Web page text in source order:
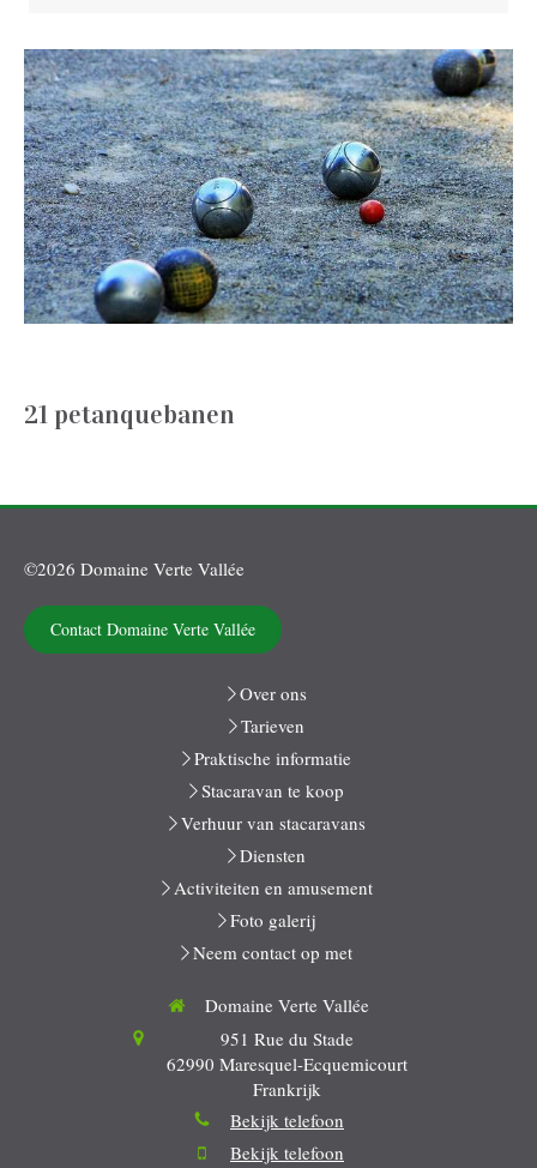
21 petanquebanen
©2026 Domaine Verte Vallée
Contact Domaine Verte Vallée
Over ons
Tarieven
Praktische informatie
Stacaravan te koop
Verhuur van stacaravans
Diensten
Activiteiten en amusement
Foto galerij
Neem contact op met
Domaine Verte Vallée
951 Rue du Stade
62990 Maresquel-Ecquemicourt
Frankrijk
Bekijk telefoon
Bekijk telefoon